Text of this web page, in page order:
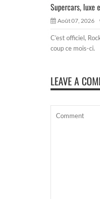
Supercars, luxe
Août 07, 2026
C’est officiel,
coup ce mois-ci.
LEAVE A